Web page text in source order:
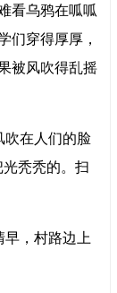
看乌鸦在呱呱
们穿得厚厚，
被风吹得乱摇
在人们的脸
秃秃的。扫
，村路边上